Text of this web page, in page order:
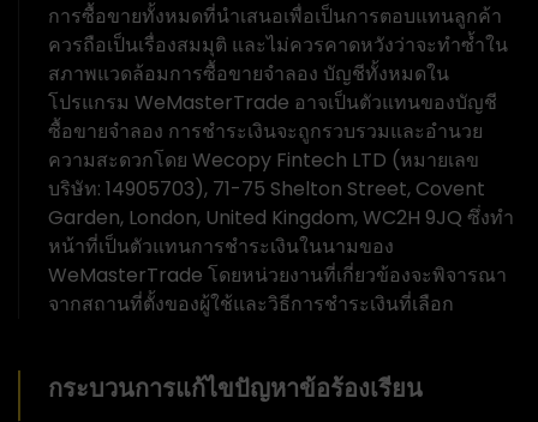
การซื้อขายทั้งหมดที่นำเสนอเพื่อเป็นการตอบแทนลูกค้า
ควรถือเป็นเรื่องสมมุติ และไม่ควรคาดหวังว่าจะทำซ้ำใน
สภาพแวดล้อมการซื้อขายจำลอง บัญชีทั้งหมดใน
โปรแกรม WeMasterTrade อาจเป็นตัวแทนของบัญชี
ซื้อขายจำลอง การชำระเงินจะถูกรวบรวมและอำนวย
ความสะดวกโดย Wecopy Fintech LTD (หมายเลข
บริษัท: 14905703), 71-75 Shelton Street, Covent
Garden, London, United Kingdom, WC2H 9JQ ซึ่งทำ
หน้าที่เป็นตัวแทนการชำระเงินในนามของ
WeMasterTrade โดยหน่วยงานที่เกี่ยวข้องจะพิจารณา
จากสถานที่ตั้งของผู้ใช้และวิธีการชำระเงินที่เลือก
กระบวนการแก้ไขปัญหาข้อร้องเรียน